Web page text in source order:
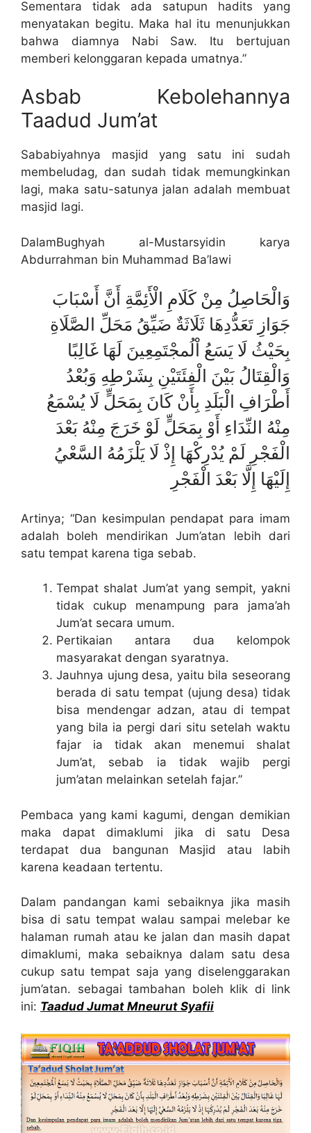
Sementara tidak ada satupun hadits yang
menyatakan begitu. Maka hal itu menunjukkan
bahwa diamnya Nabi Saw. Itu bertujuan
memberi kelonggaran kepada umatnya.”
Asbab Kebolehannya
Taadud Jum’at
Sababiyahnya masjid yang satu ini sudah
membeludag, dan sudah tidak memungkinkan
lagi, maka satu-satunya jalan adalah membuat
masjid lagi.
DalamBughyah al-Mustarsyidin karya
Abdurrahman bin Muhammad Ba’lawi
وَالْحَاصِلُ مِنْ كَلَامِ الْأَئِمَّةِ أَنَّ أَسْبَابَ
جَوَازِ تَعَدُّدِهَا ثَلَاثَةٌ ضَيِّقُ مَحَلِّ الصَّلَاةِ
بِحَيْثُ لَا يَسَعُ اْلُمجْتَمِعِينَ لَهَا غَالِبًا
وَالْقِتَالُ بَيْنَ الْفِئَتَيْنِ بِشَرْطِهِ وَبُعْدُ
أَطْرَافِ الْبَلَدِ بِأَنْ كَانَ بِمَحَلٍّ لَا يُسْمَعُ
مِنْهُ النِّدَاءِ أَوْ بِمَحَلٍّ لَوْ خَرَجَ مِنْهُ بَعْدَ
الْفَجْرِ لَمْ يُدْرِكْهَا إِذْ لَا يَلْزَمُهُ السَّعْيُ
إِلَيْهَا إِلَّا بَعْدَ الْفَجْرِ
Artinya; “Dan kesimpulan pendapat para imam
adalah boleh mendirikan Jum’atan lebih dari
satu tempat karena tiga sebab.
Tempat shalat Jum’at yang sempit, yakni
tidak cukup menampung para jama’ah
Jum’at secara umum.
Pertikaian antara dua kelompok
masyarakat dengan syaratnya.
Jauhnya ujung desa, yaitu bila seseorang
berada di satu tempat (ujung desa) tidak
bisa mendengar adzan, atau di tempat
yang bila ia pergi dari situ setelah waktu
fajar ia tidak akan menemui shalat
Jum’at, sebab ia tidak wajib pergi
jum’atan melainkan setelah fajar.”
Pembaca yang kami kagumi, dengan demikian
maka dapat dimaklumi jika di satu Desa
terdapat dua bangunan Masjid atau labih
karena keadaan tertentu.
Dalam pandangan kami sebaiknya jika masih
bisa di satu tempat walau sampai melebar ke
halaman rumah atau ke jalan dan masih dapat
dimaklumi, maka sebaiknya dalam satu desa
cukup satu tempat saja yang diselenggarakan
jum’atan. sebagai tambahan boleh klik di link
ini: Taadud Jumat Mneurut Syafii